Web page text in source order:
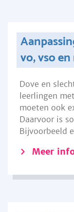
vo, vso
Dove en
leerlingen
moeten ook
Daarvoor is
Bijvoorbeeld
Meer